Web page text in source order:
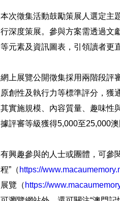
本次徵集活動鼓勵策展人選定主
行深度策展。參與方案需透過文
等元素及資訊圖表，引領讀者更
網上展覽公開徵集採用兩階段評
原創性及執行力等標準評分，獲
其實施規模、內容質量、趣味性
據評審等級獲得5,000至25,000澳
有興趣參與的人士或團體，可參
程”（ https://
展覽（ https://